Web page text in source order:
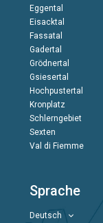
Eggental
Eisacktal
Fassatal
Gadertal
Grödnertal
Gsiesertal
Hochpustertal
Kronplatz
Schlerngebiet
Sexten
Val di Fiemme
Sprache
Deutsch